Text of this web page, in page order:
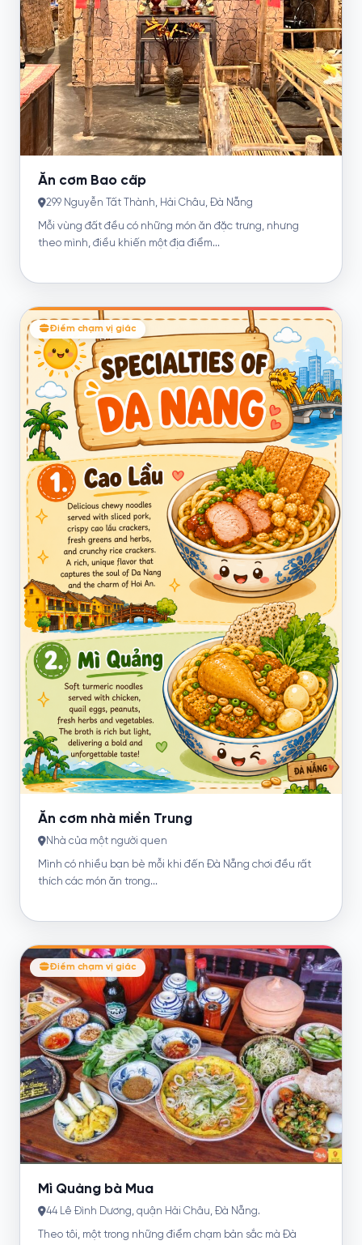
Ăn cơm Bao cấp
299 Nguyễn Tất Thành, Hải Châu, Đà Nẵng
Mỗi vùng đất đều có những món ăn đặc trưng, nhưng
theo mình, điều khiến một địa điểm...
Điểm chạm vị giác
Ăn cơm nhà miền Trung
Nhà của một người quen
Mình có nhiều bạn bè mỗi khi đến Đà Nẵng chơi đều rất
thích các món ăn trong...
Điểm chạm vị giác
Mì Quảng bà Mua
44 Lê Đình Dương, quận Hải Châu, Đà Nẵng.
Theo tôi, một trong những điểm chạm bản sắc mà Đà